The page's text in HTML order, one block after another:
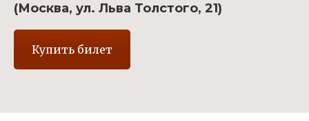
(Москва, ул. Льва Толстого, 21)
Купить билет